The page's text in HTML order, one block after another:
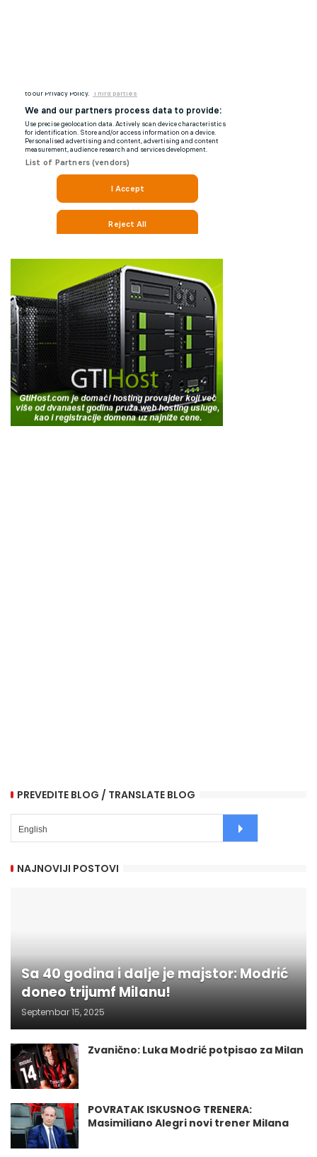
PREVEDITE BLOG / TRANSLATE BLOG
NAJNOVIJI POSTOVI
Sa 40 godina i dalje je majstor: Modrić
doneo trijumf Milanu!
Septembar 15, 2025
Zvanično: Luka Modrić potpisao za Milan
POVRATAK ISKUSNOG TRENERA:
Masimiliano Alegri novi trener Milana